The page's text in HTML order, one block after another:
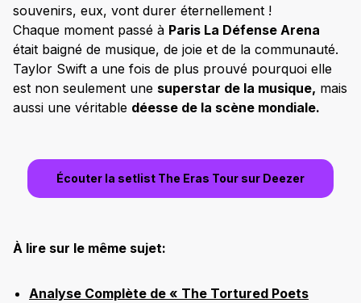
souvenirs, eux, vont durer éternellement !
Chaque moment passé à Paris La Défense Arena
était baigné de musique, de joie et de la communauté.
Taylor Swift a une fois de plus prouvé pourquoi elle
est non seulement une superstar de la musique, mais
aussi une véritable déesse de la scène mondiale.
Écouter la setlist The Eras Tour sur Deezer
À lire sur le même sujet:
Analyse Complète de « The Tortured Poets